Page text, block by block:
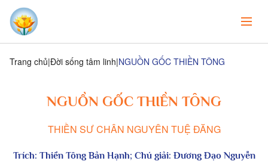
Trang chủ Đời sống tâm linh NGUỒN GỐC THIỀN TÔNG
NGUỒN GỐC THIỀN TÔNG
THIỀN SƯ CHÂN NGUYÊN TUỆ ĐĂNG
Trích: Thiền Tông Bản Hạnh; Chú giải: Đương Đạo Nguyễn